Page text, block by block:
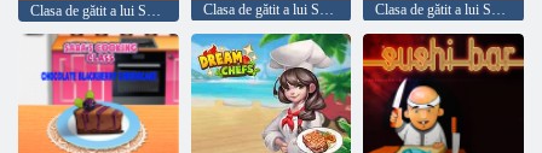
Clasa de gătit a lui Sara: Mutton Biryani Clasa de gătit a lui Sara: Alfredo de pui fettuccină Clasa de gătit a lui Sara: Mini Pop-Tarts